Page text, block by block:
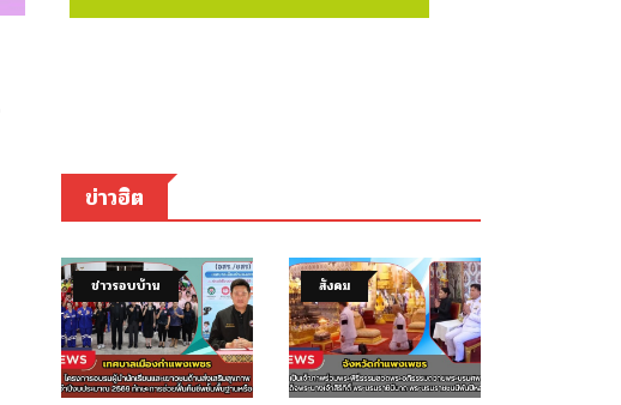
ข่าวฮิต
ข่าวรอบบ้าน สังคม